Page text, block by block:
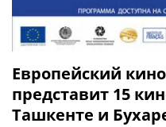
Европейский
представит 15
Ташкенте и